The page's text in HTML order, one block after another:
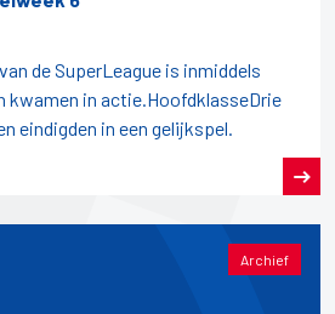
de SuperLeague is inmiddels
kwamen in actie.HoofdklasseDrie
eindigden in een gelijkspel.
Archief